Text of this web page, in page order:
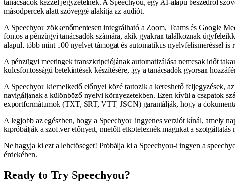
tanácsadók kézzel jegyzetelnek. A Speechyou, egy AI-alapú beszédről
másodpercek alatt szöveggé alakítja az audiót.
A Speechyou zökkenőmentesen integrálható a Zoom, Teams és Google
fontos a pénzügyi tanácsadók számára, akik gyakran találkoznak
alapul, több mint 100 nyelvet támogat és automatikus nyelvfelismeréssel
A pénzügyi meetingek transzkripciójának automatizálása nemcsak időt
kulcsfontosságú betekintések készítésére, így a tanácsadók gyorsan
A Speechyou kiemelkedő előnyei közé tartozik a kereshető feljegyzések,
navigáljanak a különböző nyelvi környezetekben. Ezen kívül a csapatok
exportformátumok (TXT, SRT, VTT, JSON) garantálják, hogy a
A legjobb az egészben, hogy a Speechyou ingyenes verziót kínál, amely
kipróbálják a szoftver előnyeit, mielőtt elköteleznék magukat a szolgáltatás
Ne hagyja ki ezt a lehetőséget! Próbálja ki a Speechyou-t ingyen a
érdekében.
Ready to Try Speechyou?